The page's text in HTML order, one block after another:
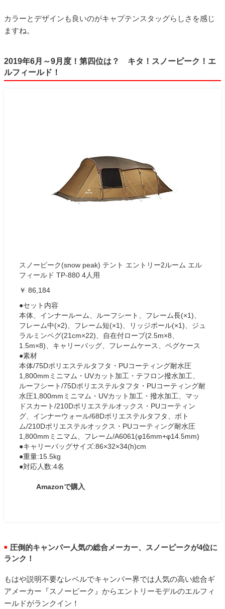
カラーとデザインも良いのがキャプテンスタッグらしさを感じ
ますね。
2019年6月～9月度！第四位は？ キタ！スノーピーク！エ
ルフィールド！
スノーピーク(snow peak) テント エントリー2ルーム エル
フィールド TP-880 4人用
￥ 86,184
●セット内容
本体、インナールーム、ルーフシート、フレーム長(×1)、
フレーム中(×2)、フレーム短(×1)、リッジポール(×1)、ジュ
ラルミンペグ(21cm×22)、自在付ロープ(2.5m×8、
1.5m×8)、キャリーバッグ、フレームケース、ペグケース
●素材
本体/75Dポリエステルタフタ・PUコーティング耐水圧
1,800mmミニマム・UVカット加工・テフロン撥水加工、
ルーフシート/75Dポリエステルタフタ・PUコーティング耐
水圧1,800mmミニマム・UVカット加工・撥水加工、マッ
ドスカート/210Dポリエステルオックス・PUコーティン
グ、インナーウォール/68Dポリエステルタフタ、ボト
ム/210Dポリエステルオックス・PUコーティング耐水圧
1,800mmミニマム、フレーム/A6061(φ16mm+φ14.5mm)
●キャリーバッグサイズ:86×32×34(h)cm
●重量:15.5kg
●対応人数:4名
Amazonで購入
■ 圧倒的キャンパー人気の総合メーカー、スノーピークが4位に
ランク！
もはや説明不要なレベルでキャンパー界では人気の高い総合ギ
アメーカー『スノーピーク』からエントリーモデルのエルフィ
ールドがランクイン！